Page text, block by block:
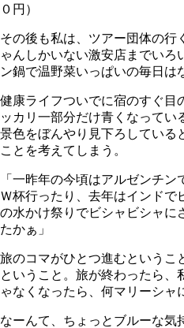
０円）
その後も私は、ツアー団体の行
ゃんしかいない激安店までいろ
ン鍋で温野菜いっぱいの毎日は
健康ライフついでに宿のすぐ目
ッカリ一部分だけ青くなってい
景色をぼんやり見下ろしている
ことを考えてしまう。
「一昨年の今頃はアルゼンチ
Ｗ杯行ったり、去年はインドで
の水かけ祭りでビシャビシャに
たかぁ」
旅のコマがひとつ進むというこ
ということ。旅が終わったら、
ゃなくなったら、何マリーシャ
なーんて、ちょっとブルーな気